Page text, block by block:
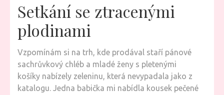
Setkání se ztracenými
plodinami
Vzpomínám si na trh, kde prodával staří pánové
sachrůvkový chléb a mladé ženy s pletenými
košíky nabízely zeleninu, která nevypadala jako z
katalogu. Jedna babička mi nabídla kousek pečené